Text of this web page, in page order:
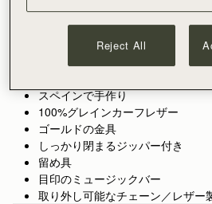
新アイコンバッグ、Kiteがファイング
ュなカラーで再登場。よりコンパクト
にアレンジした、洗練された留め具を
サイズです。
スペインで手作り
100%グレインカーフレザー
ゴールドの金具
しっかり閉まるジッパー付き
留め具
目印のミュージックバー
取り外し可能なチェーン／レザー
Reject All